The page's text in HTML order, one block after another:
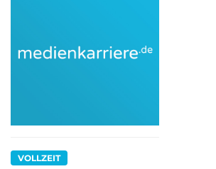
VOLLZEIT